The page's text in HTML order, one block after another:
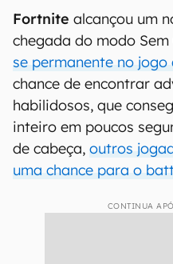
Fortnite alcançou um
chegada do modo
se permanente no jogo
chance de encontrar
habilidosos, que
inteiro em poucos
de cabeça, outros
uma chance para o
CONTINUA